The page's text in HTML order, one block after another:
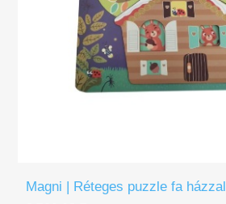
Magni | Réteges puzzle fa házzal